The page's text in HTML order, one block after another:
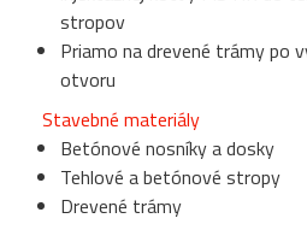
stropov
Priamo na drevené trámy po
otvoru
Stavebné materiály
Betónové nosníky a dosky
Tehlové a betónové stropy
Drevené trámy